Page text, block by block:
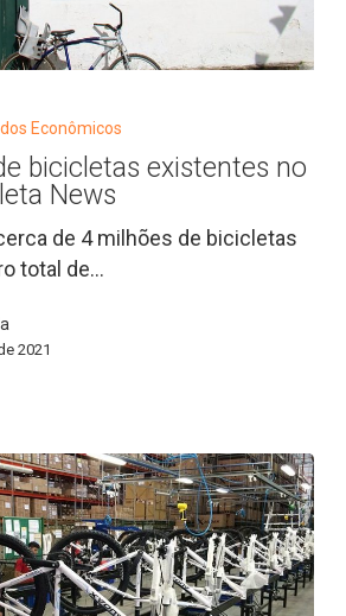
Econômicos
bicicletas existentes no
News
de 4 milhões de bicicletas
total de…
2021